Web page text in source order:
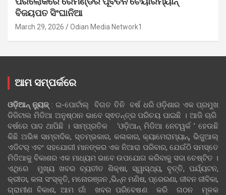
ପରଲୋକରେ ରେମଣ୍ଡର ପୂର୍ବତନ ଚେୟାରମ୍ୟାନ୍
ବିଜୟପତ ସିଂଘାନିଆ
March 29, 2026 Odian Media Network1
ଆମ ସମ୍ପର୍କରେ
ଓଡ଼ିଆନ୍‍ ନ୍ୟୁଜ୍‍: ଇ-ପୋର୍ଟାଲ୍ ବିଗତ ତିନି ବର୍ଷ ଧରି ଓଡ଼ିଶାର ଏକ ପ୍ରମୁଖ
ଡିଜିଟାଲ ମିଡିଆ ଅନୁଷ୍ଠାନ ଭାବେ ସ୍ଵତନ୍ତ୍ର ପରିଚୟ ପାଇଛି । ଆଜି ଚାରି
ବର୍ଷରେ ପାଦ ଥାପିଛି । ସାମ୍ପ୍ରତିକ ‘ଓଡ଼ିଆନ୍‍ ମିଡିଆ ନେଟୱର୍କ ’ ହେଉଛି
କିଛି ଅଭିଜ୍ଞ ସାମ୍ବାଦିକ, ସ୍ତମ୍ଭକାର, କଳାକାର, କ୍ୟାମେରାମ୍ୟାନ୍, ଭିଜୁଆଲ୍
ଏଡିଟର୍ ଏବଂ ସହଯୋଗୀ ମାନଙ୍କର ଏକ ନିଆରା ପରିବାର, ଯେଉଁଠି ସମସ୍ତେ
ମିଡିଆକୁ ବିକାଶର ଏକ ମାଧ୍ୟମ ଭାବେ ଉପଯୋଗ କରିବାକୁ ସଦା ଚେଷ୍ଟିତ ।
ଏଥିରେ ମୁଖ୍ୟ ଖବର ବ୍ୟତୀତ ଶିକ୍ଷା, ସ୍ୱାସ୍ଥ୍ୟ, ବୃତ୍ତି, ପର୍ଯ୍ୟଟନ,
କ୍ରୀଡା, କଳା ସଂସ୍କୃତି, ମନୋରଞ୍ଜନ ,ଭିନ୍ନ ମଣିଷ, ପ୍ରେରଣା, ଜୀବନ ଜୀବିକା,
ଗ୍ରାମୀଣ ବିକାଶ, ଆମ ଗାଁ ଖବର ପରିବେଷଣ କରି ଗଠନ ମୂଳକ